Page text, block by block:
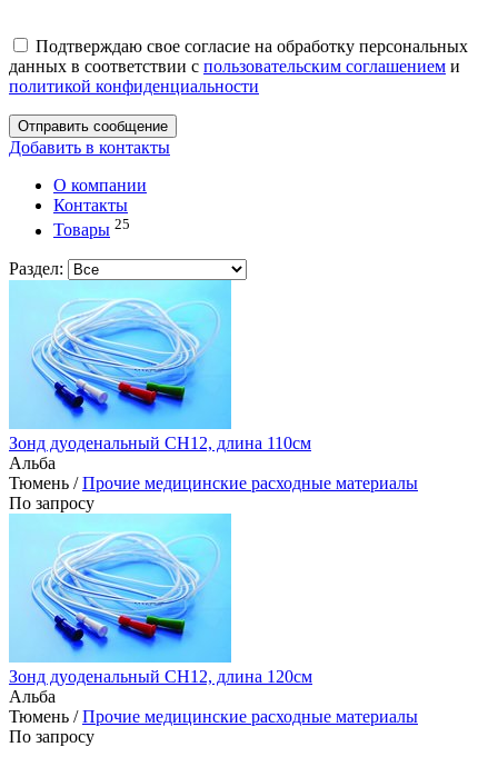
Подтверждаю свое согласие на обработку персональных
данных в соответствии с пользовательским соглашением и
политикой конфиденциальности
Отправить сообщение
Добавить в контакты
О компании
Контакты
Товары 25
Раздел:
Зонд дуоденальный CH12, длина 110см
Альба
Тюмень /Прочие медицинские расходные материалы
По запросу
Зонд дуоденальный CH12, длина 120см
Альба
Тюмень /Прочие медицинские расходные материалы
По запросу